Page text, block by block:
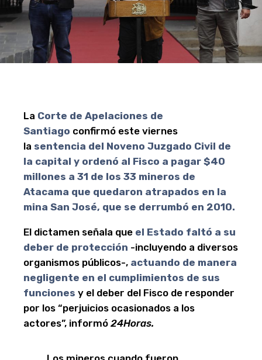
La Corte de Apelaciones de
Santiago confirmó este viernes
la sentencia del Noveno Juzgado Civil de
la capital y ordenó al Fisco a pagar $40
millones a 31 de los 33 mineros de
Atacama que quedaron atrapados en la
mina San José, que se derrumbó en 2010.
El dictamen señala que el Estado faltó a su
deber de protección -incluyendo a diversos
organismos públicos-, actuando de manera
negligente en el cumplimientos de sus
funciones y el deber del Fisco de responder
por los “perjuicios ocasionados a los
actores”, informó 24Horas.